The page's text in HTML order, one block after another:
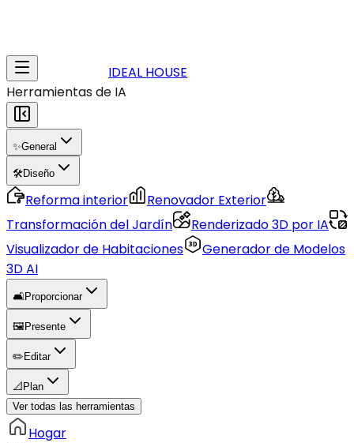
IDEAL HOUSE
Herramientas de IA
✨General
🛠️Diseño
Reforma interior
Renovador Exterior
Transformación del Jardín
Renderizado 3D por IA
Visualizador de Habitaciones
Generador de Modelos
3D AI
🛋️Proporcionar
🖼️ Presente
✏️ Editar
📐 Plan
Ver todas las herramientas
Hogar